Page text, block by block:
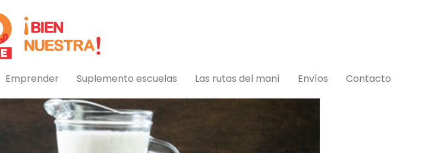
·
Emprender Suplemento escuelas Las rutas del maní Envíos Contacto